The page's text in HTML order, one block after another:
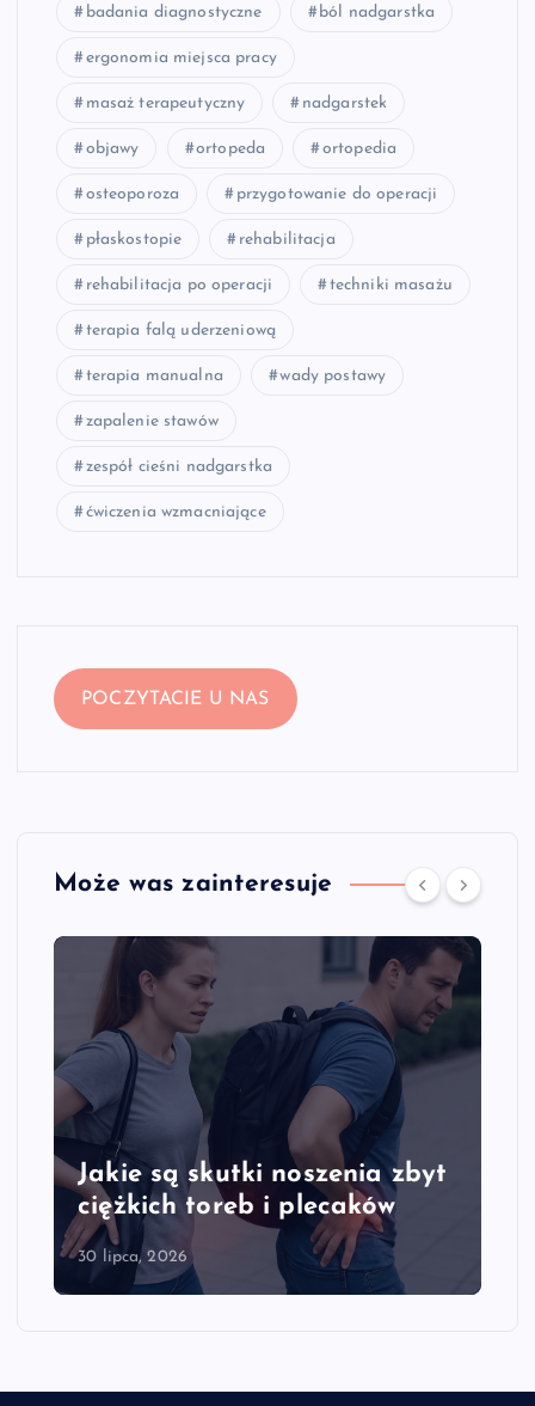
badania diagnostyczne ból nadgarstka
ergonomia miejsca pracy
masaż terapeutyczny nadgarstek
objawy ortopeda ortopedia
osteoporoza przygotowanie do operacji
płaskostopie rehabilitacja
rehabilitacja po operacji techniki masażu
terapia falą uderzeniową
terapia manualna wady postawy
zapalenie stawów
zespół cieśni nadgarstka
ćwiczenia wzmacniające
POCZYTACIE U NAS
Może was zainteresuje
Jakie są skutki noszenia zbyt
ciężkich toreb i plecaków
30 lipca, 2026